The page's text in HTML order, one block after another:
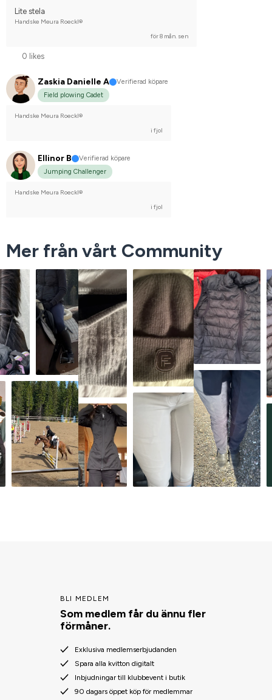
Lite stela
Handske Meura Roeckl®
för 8 mån. sen
0 likes
Zaskia Danielle A
Verifierad köpare
Field plowing Cadet
Handske Meura Roeckl®
i fjol
Ellinor B
Verifierad köpare
Jumping Challenger
Handske Meura Roeckl®
i fjol
Mer från vårt Community
BLI MEDLEM
Som medlem får du ännu fler
förmåner.
Exklusiva medlemserbjudanden
Spara alla kvitton digitalt
Inbjudningar till klubbevent i butik
90 dagars öppet köp för medlemmar